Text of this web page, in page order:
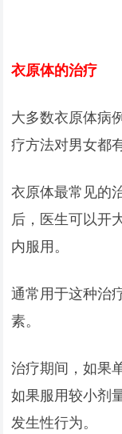
衣原体的治疗
大多数衣原体病
疗方法对男女都
衣原体最常见的
后，医生可以开
内服用。
通常用于这种治
素。
治疗期间，如果
如果服用较小剂
发生性行为。